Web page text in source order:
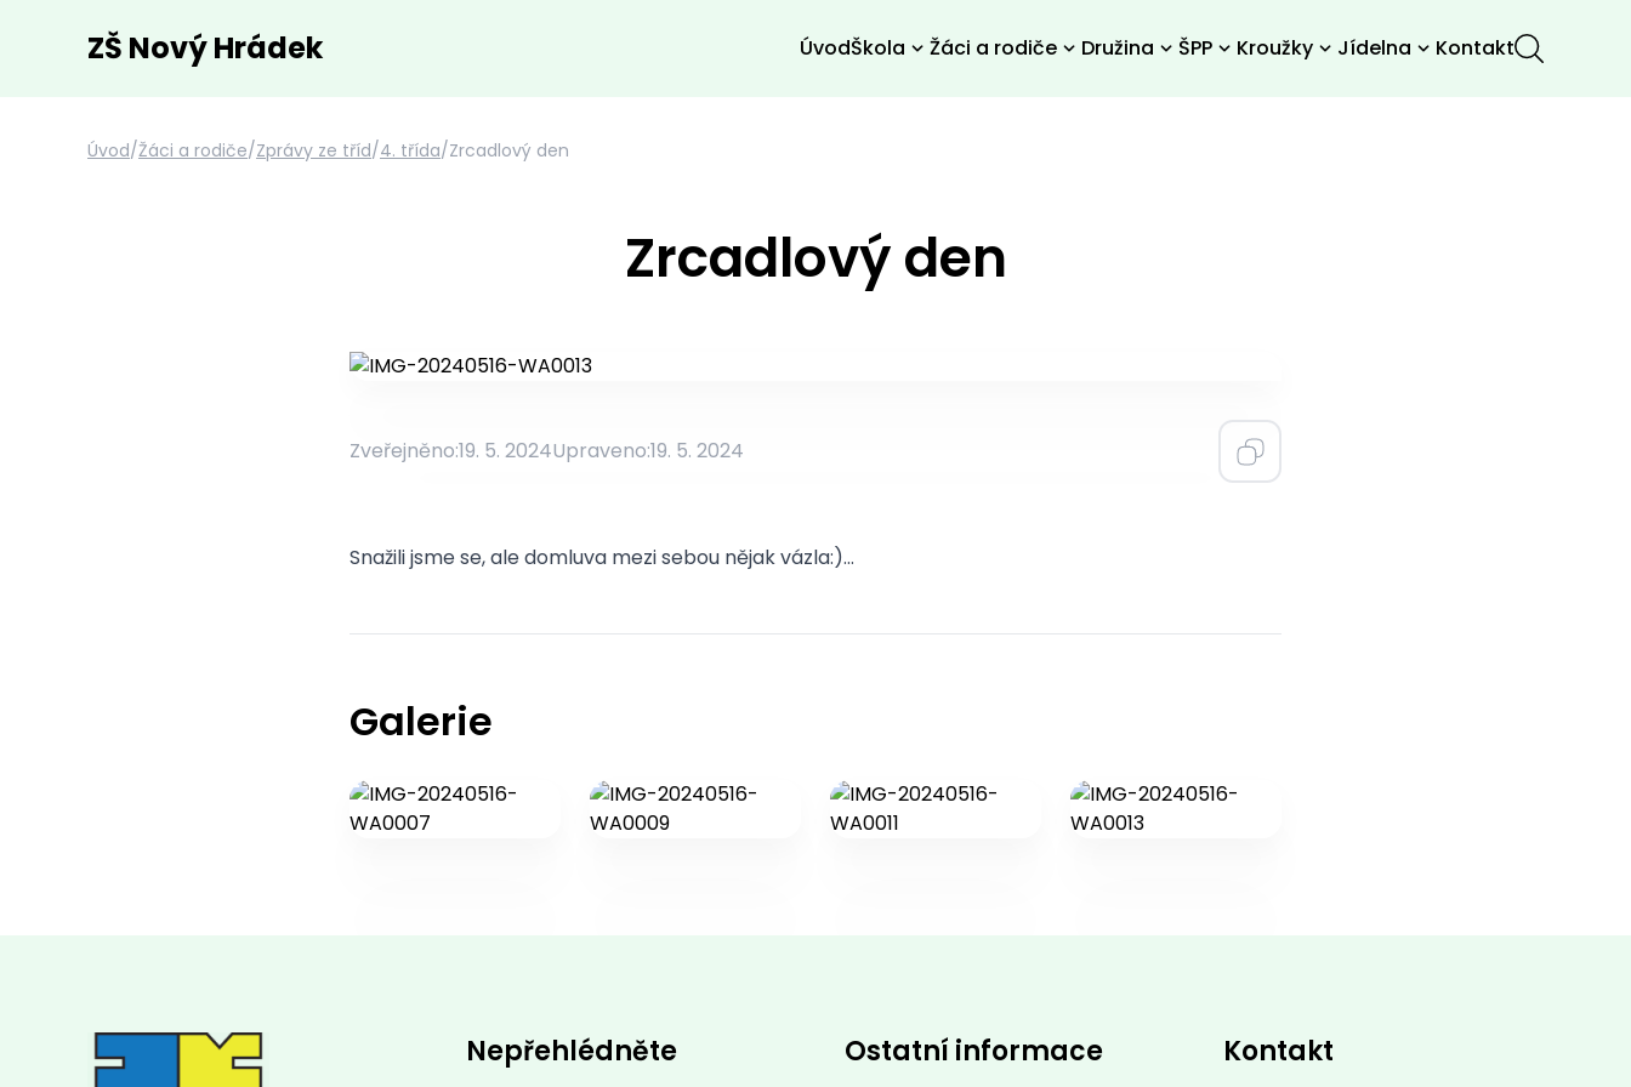
ZŠ Nový Hrádek ÚvodŠkola Žáci a rodiče Družina ŠPP Kroužky Jídelna Kontakt
Úvod/Žáci a rodiče/Zprávy ze tříd/4. třída/Zrcadlový den
Zrcadlový den
Zveřejněno:19. 5. 2024Upraveno:19. 5. 2024
Snažili jsme se, ale domluva mezi sebou nějak vázla:)…
Galerie
Nepřehlédněte Ostatní informace Kontakt